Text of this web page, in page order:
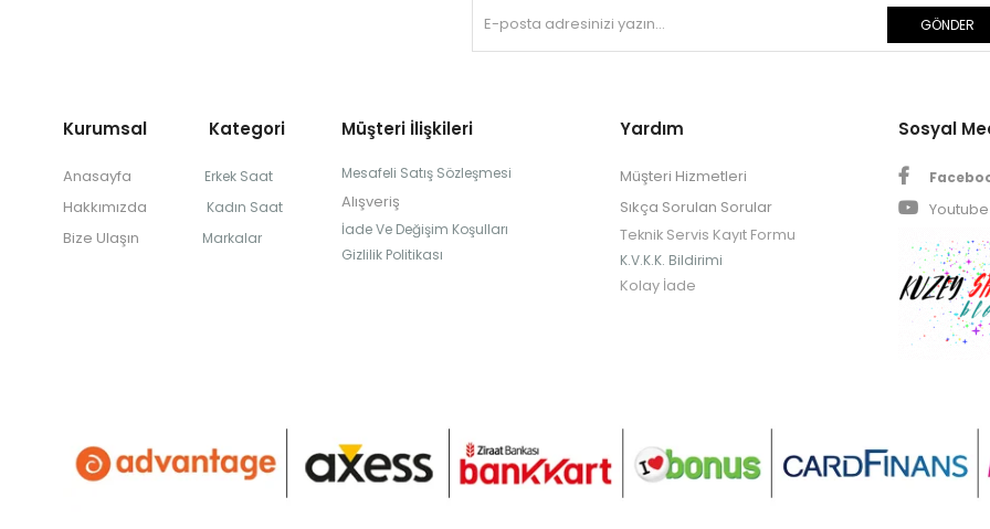
GÖNDER
Kurumsal Kategori
Anasayfa Erkek Saat
Hakkımızda Kadın Saat
Bize Ulaşın Markalar
Müşteri İlişkileri
Mesafeli Satış Sözleşmesi
Alışveriş
İade Ve Değişim Koşulları
Gizlilik Politikası
Yardım
Müşteri Hizmetleri
Sıkça Sorulan Sorular
Teknik Servis Kayıt Formu
K.V.K.K. Bildirimi
Kolay İade
Sosyal
Youtube